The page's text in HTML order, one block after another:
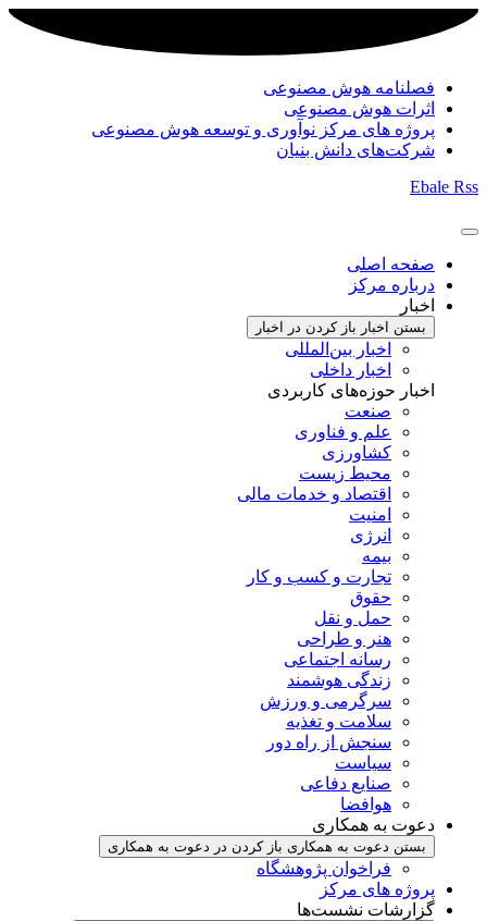
فصلنامه هوش مصنوعی
اثرات هوش مصنوعی
پروژه های مرکز نوآوری و توسعه هوش مصنوعی
شرکت‌های دانش بنیان
Ebale Rss
صفحه اصلی
درباره مرکز
اخبار
بستن اخبار باز کردن در اخبار
اخبار بین‌المللی
اخبار داخلی
اخبار حوزه‌های کاربردی
صنعت
علم و فناوری
کشاورزی
محیط زیست
اقتصاد و خدمات مالی
امنیت
انرژی
بیمه
تجارت و کسب و کار
حقوق
حمل و نقل
هنر و طراحی
رسانه اجتماعی
زندگی هوشمند
سرگرمی و ورزش
سلامت و تغذیه
سنجش از راه دور
سیاست
صنایع دفاعی
هوافضا
دعوت به همکاری
بستن دعوت به همکاری باز کردن در دعوت به همکاری
فراخوان پژوهشگاه
پروژه های مرکز
گزارشات نشست‌ها